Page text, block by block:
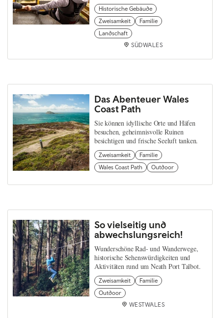
Historische Gebäude
Zweisamkeit
Familie
Landschaft
SÜDWALES
Das Abenteuer Wales
Coast Path
Sie können idyllische Orte und Häfen
besuchen, geheimnisvolle Ruinen
besichtigen und frische Seeluft tanken.
Zweisamkeit
Familie
Wales Coast Path
Outdoor
So vielseitig und
abwechslungsreich!
Wunderschöne Rad- und Wanderwege,
historische Sehenswürdigkeiten und
Aktivitäten rund um Neath Port Talbot.
Zweisamkeit
Familie
Outdoor
WESTWALES